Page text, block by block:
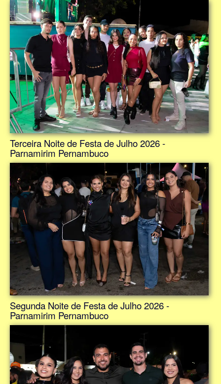
Terceira Noite de Festa de Julho 2026 -
Parnamirim Pernambuco
Segunda Noite de Festa de Julho 2026 -
Parnamirim Pernambuco